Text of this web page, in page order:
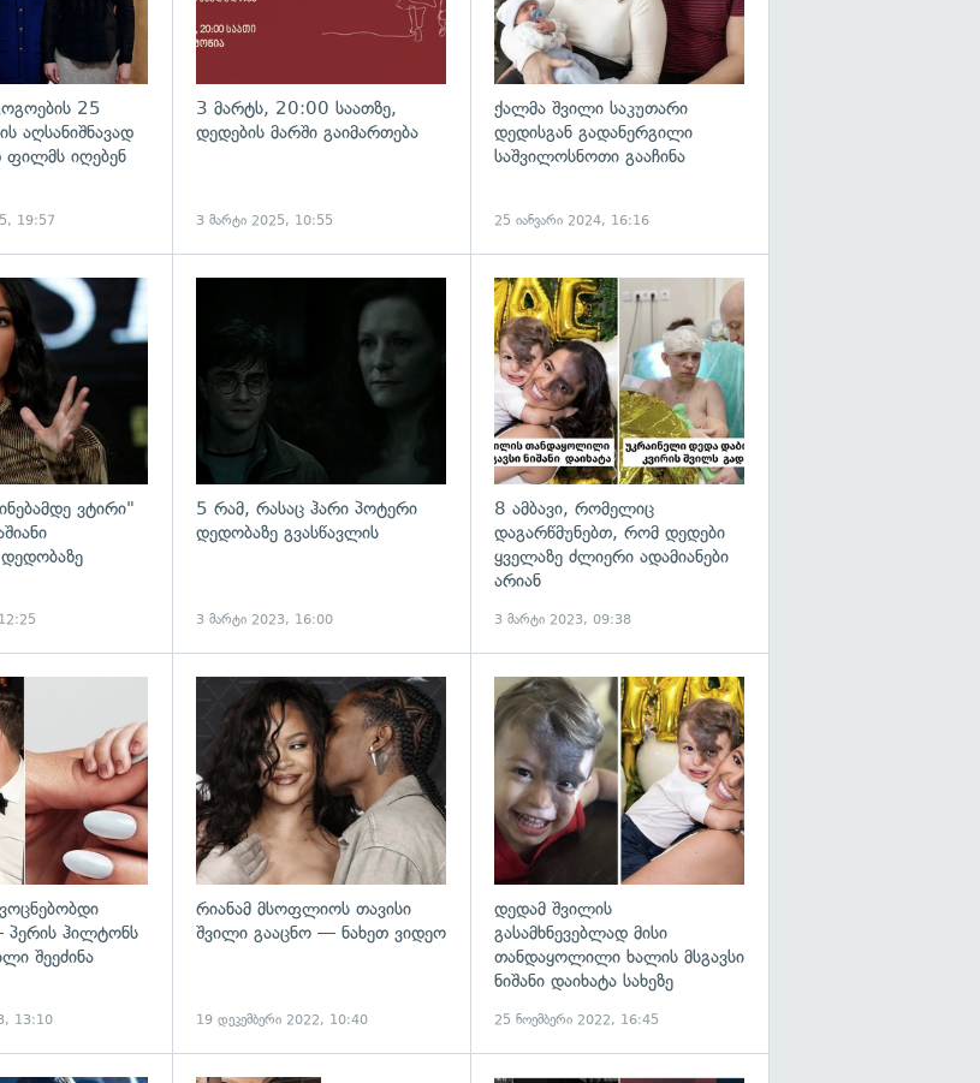
25
აღსანიშნავად
ფილმს იღებენ
19:57
3 მარტს, 20:00 საათზე,
დედების მარში გაიმართება
3 მარტი 2025, 10:55
ქალმა შვილი საკუთარი
დედისგან გადანერგილი
საშვილოსნოთი გააჩინა
25 იანვარი 2024, 16:16
ვტირი"
გადახედვა
5 რამ, რასაც ჰარი პოტერი
დედობაზე გვასწავლის
3 მარტი 2023, 16:00
8 ამბავი, რომელიც
დაგარწმუნებთ, რომ დედები
ყველაზე ძლიერი ადამიანები
არიან
3 მარტი 2023, 09:38
გადახედვა
ჰილტონს
შეეძინა
13:10
გადახედვა
რიანამ მსოფლიოს თავისი
შვილი გააცნო — ნახეთ ვიდეო
19 დეკემბერი 2022, 10:40
დედამ შვილის
გასამხნევებლად მისი
თანდაყოლილი ხალის მსგავსი
ნიშანი დაიხატა სახეზე
25 ნოემბერი 2022, 16:45